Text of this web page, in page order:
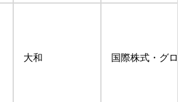
大和 国際株式・グロ